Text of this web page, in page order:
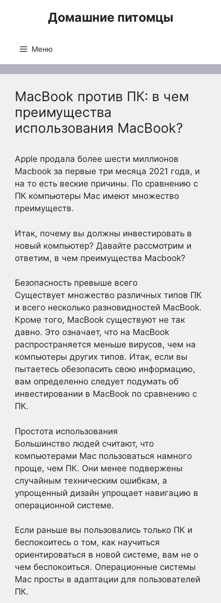
Домашние питомцы
Меню
MacBook против ПК: в чем
преимущества
использования MacBook?
Apple продала более шести миллионов
Macbook за первые три месяца 2021 года, и
на то есть веские причины. По сравнению с
ПК компьютеры Mac имеют множество
преимуществ.
Итак, почему вы должны инвестировать в
новый компьютер? Давайте рассмотрим и
ответим, в чем преимущества Macbook?
Безопасность превыше всего
Существует множество различных типов ПК
и всего несколько разновидностей MacBook.
Кроме того, MacBook существуют не так
давно. Это означает, что на MacBook
распространяется меньше вирусов, чем на
компьютеры других типов. Итак, если вы
пытаетесь обезопасить свою информацию,
вам определенно следует подумать об
инвестировании в MacBook по сравнению с
ПК.
Простота использования
Большинство людей считают, что
компьютерами Mac пользоваться намного
проще, чем ПК. Они менее подвержены
случайным техническим ошибкам, а
упрощенный дизайн упрощает навигацию в
операционной системе.
Если раньше вы пользовались только ПК и
беспокоитесь о том, как научиться
ориентироваться в новой системе, вам не о
чем беспокоиться. Операционные системы
Mac просты в адаптации для пользователей
ПК.